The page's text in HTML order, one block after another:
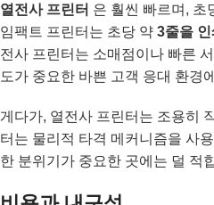
열전사 프린터 은 훨씬 빠르며, 초
임팩트 프린터는 초당 약 3줄을
전사 프린터는 소매점이나 빠른
도가 중요한 바쁜 고객 응대 환경
게다가, 열전사 프린터는 조용히
터는 물리적 타격 메커니즘을 사
한 분위기가 중요한 곳에는 덜 적